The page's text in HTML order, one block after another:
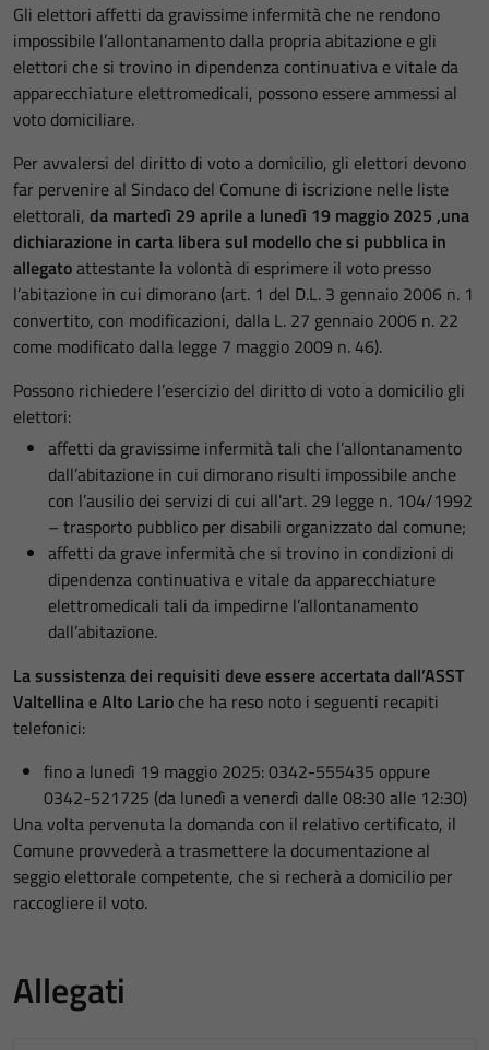
Gli elettori affetti da gravissime infermità che ne rendono
impossibile l’allontanamento dalla propria abitazione e gli
elettori che si trovino in dipendenza continuativa e vitale da
apparecchiature elettromedicali, possono essere ammessi al
voto domiciliare.
Per avvalersi del diritto di voto a domicilio, gli elettori devono
far pervenire al Sindaco del Comune di iscrizione nelle liste
elettorali, da martedì 29 aprile a lunedì 19 maggio 2025 ,una
dichiarazione in carta libera sul modello che si pubblica in
allegatoattestante la volontà di esprimere il voto presso
l’abitazione in cui dimorano (art. 1 del D.L. 3 gennaio 2006 n. 1
convertito, con modificazioni, dalla L. 27 gennaio 2006 n. 22
come modificato dalla legge 7 maggio 2009 n. 46).
Possono richiedere l’esercizio del diritto di voto a domicilio gli
elettori:
affetti da gravissime infermità tali che l’allontanamento
dall’abitazione in cui dimorano risulti impossibile anche
con l’ausilio dei servizi di cui all’art. 29 legge n. 104/1992
– trasporto pubblico per disabili organizzato dal comune;
affetti da grave infermità che si trovino in condizioni di
dipendenza continuativa e vitale da apparecchiature
elettromedicali tali da impedirne l’allontanamento
dall’abitazione.
La sussistenza dei requisiti deve essere accertata dall’ASST
Valtellina e Alto Lario che ha reso noto i seguenti recapiti
telefonici:
fino a lunedì 19 maggio 2025: 0342-555435 oppure
0342-521725 (da lunedì a venerdì dalle 08:30 alle 12:30)
Una volta pervenuta la domanda con il relativo certificato, il
Comune provvederà a trasmettere la documentazione al
seggio elettorale competente, che si recherà a domicilio per
raccogliere il voto.
Allegati